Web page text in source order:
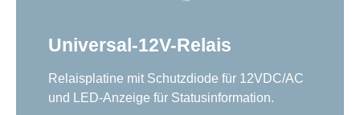
Universal-12V-Relais
Relaisplatine mit Schutzdiode für 12VDC/AC
und LED-Anzeige für Statusinformation.